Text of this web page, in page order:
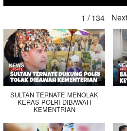
1 / 134 Next
SULTAN TERNATE MENOLAK
KERAS POLRI DIBAWAH
KEMENTRIAN